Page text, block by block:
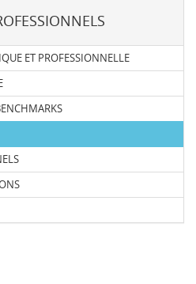
ET PROFESSIONNELLE